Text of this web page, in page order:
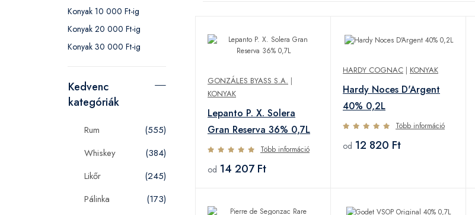
Konyak 10 000 Ft-ig
Konyak 20 000 Ft-ig
Konyak 30 000 Ft-ig
Kedvenc
kategóriák
Rum
(555)
Whiskey
(384)
Likőr
(245)
Pálinka
(173)
GONZÁLES BYASS S.A. |
KONYAK
Lepanto P. X. Solera
Gran Reserva 36% 0,7L
Több információ
od 14 207 Ft
HARDY COGNAC | KONYAK
Hardy Noces D'Argent
40% 0,2L
Több információ
od 12 820 Ft